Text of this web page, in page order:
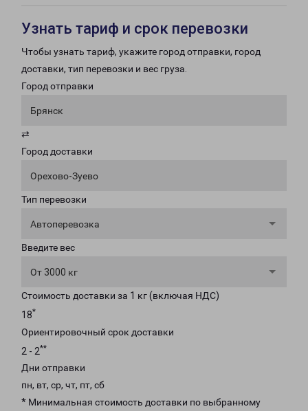
Узнать тариф и срок перевозки
Чтобы узнать тариф, укажите город отправки, город
доставки, тип перевозки и вес груза.
Город отправки
Брянск
⇄
Город доставки
Орехово-Зуево
Тип перевозки
Автоперевозка
Введите вес
От 3000 кг
Стоимость доставки за 1 кг (включая НДС)
18*
Ориентировочный срок доставки
2 - 2**
Дни отправки
пн, вт, ср, чт, пт, сб
* Минимальная стоимость доставки по выбранному